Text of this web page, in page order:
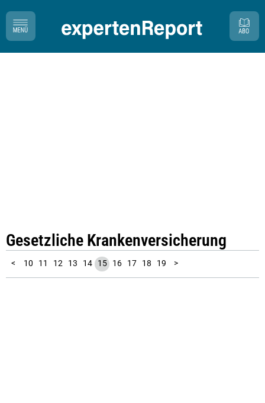
Gesetzliche Krankenversicherung
<
1
2
3
4
5
6
7
8
9 10 11 12 13 14 15 16 17 18 19
20
21
22
23
24
25 >